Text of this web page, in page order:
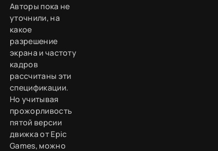
Авторы пока не
уточнили, на
какое
разрешение
экрана и частоту
кадров
рассчитаны эти
спецификации.
Но учитывая
прожорливость
пятой версии
движка от Epic
Games, можно